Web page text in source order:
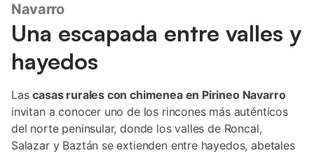
Navarro
Una escapada entre valles y
hayedos
Lascasas rurales con chimenea en Pirineo Navarro
invitan a conocer uno de los rincones más auténticos
del norte peninsular, donde los valles de Roncal,
Salazar y Baztán se extienden entre hayedos, abetales